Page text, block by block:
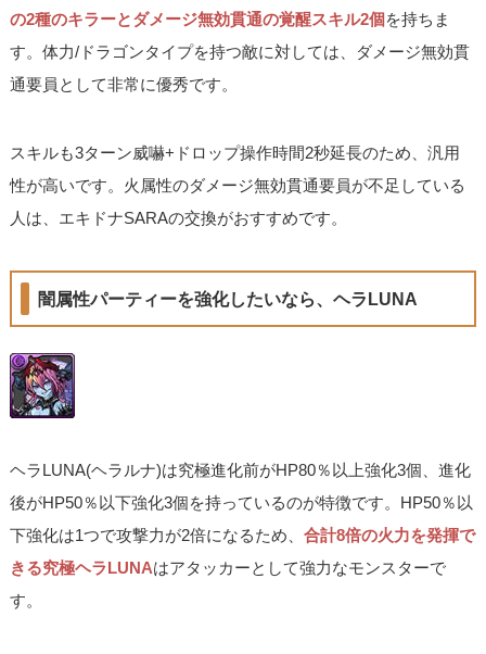
の2種のキラーとダメージ無効貫通の覚醒スキル2個を持ちま
す。体力/ドラゴンタイプを持つ敵に対しては、ダメージ無効貫
通要員として非常に優秀です。
スキルも3ターン威嚇+ドロップ操作時間2秒延長のため、汎用
性が高いです。火属性のダメージ無効貫通要員が不足している
人は、エキドナSARAの交換がおすすめです。
闇属性パーティーを強化したいなら、ヘラLUNA
ヘラLUNA(ヘラルナ)は究極進化前がHP80％以上強化3個、進化
後がHP50％以下強化3個を持っているのが特徴です。HP50％以
下強化は1つで攻撃力が2倍になるため、合計8倍の火力を発揮で
きる究極ヘラLUNAはアタッカーとして強力なモンスターで
す。